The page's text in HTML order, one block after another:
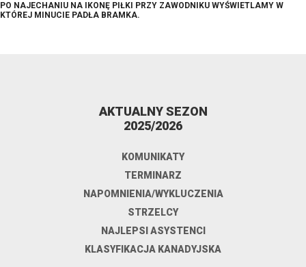
PO NAJECHANIU NA IKONĘ PIŁKI PRZY ZAWODNIKU WYŚWIETLAMY W
KTÓREJ MINUCIE PADŁA BRAMKA.
AKTUALNY SEZON
2025/2026
KOMUNIKATY
TERMINARZ
NAPOMNIENIA/WYKLUCZENIA
STRZELCY
NAJLEPSI ASYSTENCI
KLASYFIKACJA KANADYJSKA